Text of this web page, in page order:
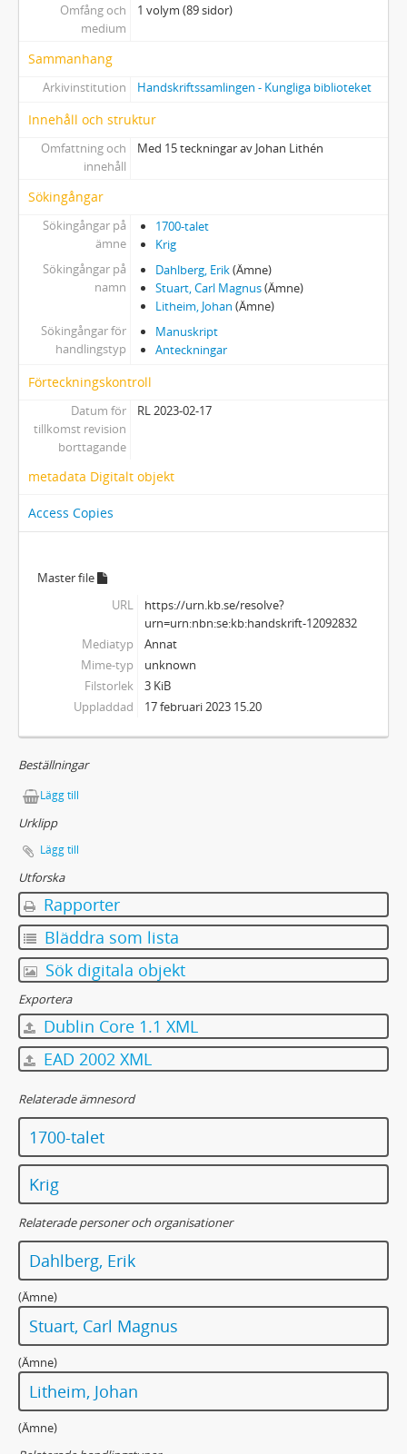
Omfång och
medium
1 volym (89 sidor)
Sammanhang
Arkivinstitution Handskriftssamlingen - Kungliga biblioteket
Innehåll och struktur
Omfattning och
innehåll
Med 15 teckningar av Johan Lithén
Sökingångar
Sökingångar på
ämne
1700-talet
Krig
Sökingångar på
namn
Dahlberg, Erik(Ämne)
Stuart, Carl Magnus(Ämne)
Litheim, Johan (Ämne)
Sökingångar för
handlingstyp
Manuskript
Anteckningar
Förteckningskontroll
Datum för
tillkomst revision
borttagande
RL 2023-02-17
metadata Digitalt objekt
Access Copies
Master file
URL
https://urn.kb.se/resolve?
urn=urn:nbn:se:kb:handskrift-12092832
Mediatyp
Annat
Mime-typ
unknown
Filstorlek
3 KiB
Uppladdad
17 februari 2023 15.20
Beställningar
Lägg till
Urklipp
Lägg till
Utforska
Rapporter
Bläddra som lista
Sök digitala objekt
Exportera
Dublin Core 1.1 XML
EAD 2002 XML
Relaterade ämnesord
1700-talet
Krig
Relaterade personer och organisationer
Dahlberg, Erik
(Ämne)
Stuart, Carl Magnus
(Ämne)
Litheim, Johan
(Ämne)